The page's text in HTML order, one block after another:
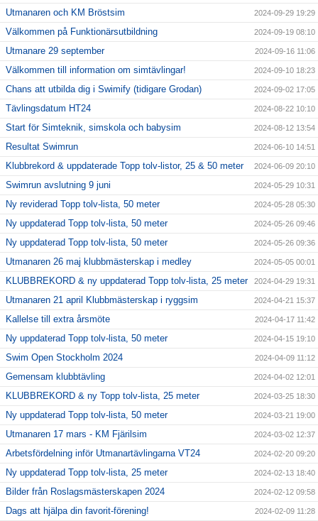
Utmanaren och KM Bröstsim 2024-09-29 19:29
Välkommen på Funktionärsutbildning 2024-09-19 08:10
Utmanare 29 september 2024-09-16 11:06
Välkommen till information om simtävlingar! 2024-09-10 18:23
Chans att utbilda dig i Swimify (tidigare Grodan) 2024-09-02 17:05
Tävlingsdatum HT24 2024-08-22 10:10
Start för Simteknik, simskola och babysim 2024-08-12 13:54
Resultat Swimrun 2024-06-10 14:51
Klubbrekord & uppdaterade Topp tolv-listor, 25 & 50 meter 2024-06-09 20:10
Swimrun avslutning 9 juni 2024-05-29 10:31
Ny reviderad Topp tolv-lista, 50 meter 2024-05-28 05:30
Ny uppdaterad Topp tolv-lista, 50 meter 2024-05-26 09:46
Ny uppdaterad Topp tolv-lista, 50 meter 2024-05-26 09:36
Utmanaren 26 maj klubbmästerskap i medley 2024-05-05 00:01
KLUBBREKORD & ny uppdaterad Topp tolv-lista, 25 meter 2024-04-29 19:31
Utmanaren 21 april Klubbmästerskap i ryggsim 2024-04-21 15:37
Kallelse till extra årsmöte 2024-04-17 11:42
Ny uppdaterad Topp tolv-lista, 50 meter 2024-04-15 19:10
Swim Open Stockholm 2024 2024-04-09 11:12
Gemensam klubbtävling 2024-04-02 12:01
KLUBBREKORD & ny Topp tolv-lista, 25 meter 2024-03-25 18:30
Ny uppdaterad Topp tolv-lista, 50 meter 2024-03-21 19:00
Utmanaren 17 mars - KM Fjärilsim 2024-03-02 12:37
Arbetsfördelning inför Utmanartävlingarna VT24 2024-02-20 09:20
Ny uppdaterad Topp tolv-lista, 25 meter 2024-02-13 18:40
Bilder från Roslagsmästerskapen 2024 2024-02-12 09:58
Dags att hjälpa din favorit-förening! 2024-02-09 11:28